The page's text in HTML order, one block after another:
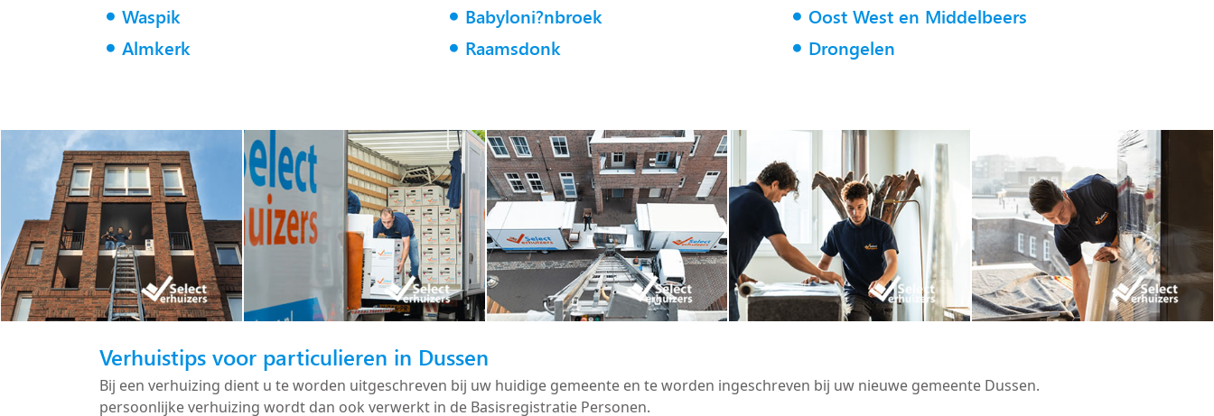
Waspik
Almkerk
Babyloni?nbroek
Raamsdonk
Oost West en Middelbeers
Drongelen
Verhuistips voor particulieren in Dussen
Bij een verhuizing dient u te worden uitgeschreven bij uw huidige gemeente en te worden ingeschreven bij uw nieuwe gemeente Dussen.
persoonlijke verhuizing wordt dan ook verwerkt in de Basisregistratie Personen.